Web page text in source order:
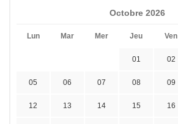
Octobre 2026
Lun Mar Mer Jeu Ven
01 02
05 06 07 08 09
12 13 14 15 16